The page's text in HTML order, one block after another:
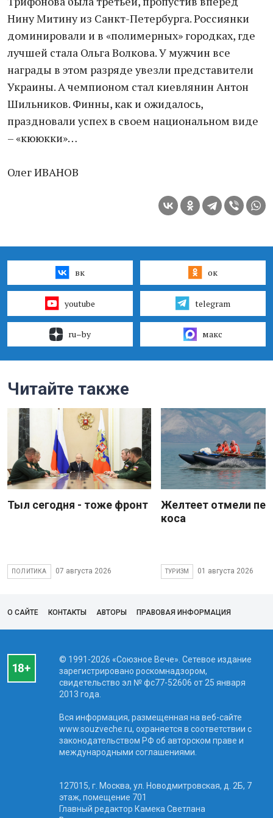
Нину Митину из Санкт-Петербурга. Россиянки
доминировали и в «полимерных» городках, где
лучшей стала Ольга Волкова. У мужчин все
награды в этом разряде увезли представители
Украины. А чемпионом стал киевлянин Антон
Шильников. Финны, как и ожидалось,
праздновали успех в своем национальном виде
– «кююкки»…
Олег ИВАНОВ
вк ок
youtube telegram
ru–by макс
Читайте также
Тыл сегодня - тоже фронт
ПОЛИТИКА 07 августа 2026
Желтеет отмели
коса
ТУРИЗМ 01 августа 2026
О САЙТЕ КОНТАКТЫ АВТОРЫ ПРАВОВАЯ ИНФОРМАЦИЯ
© 1991-2026 «Союзное Вече». Сетевое издание
зарегистрировано роскомнадзором,
свидетельство эл № фc77-52606 от 25 января
2013 года.
Вся информация, размещенная на веб-сайте
www.souzveche.ru, охраняется в соответствии с
законодательством РФ об авторском праве и
международными соглашениями.
127015, г. Москва, ул. Новодмитровская, д. 2Б, 7
этаж, помещение 701
Главный редактор Камека Светлана